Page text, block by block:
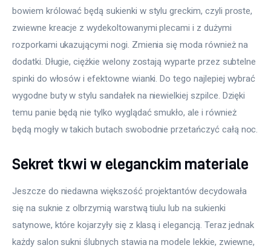
bowiem królować będą sukienki w stylu greckim, czyli proste,
zwiewne kreacje z wydekoltowanymi plecami i z dużymi
rozporkami ukazującymi nogi. Zmienia się moda również na
dodatki. Długie, ciężkie welony zostają wyparte przez subtelne
spinki do włosów i efektowne wianki. Do tego najlepiej wybrać
wygodne buty w stylu sandałek na niewielkiej szpilce. Dzięki
temu panie będą nie tylko wyglądać smukło, ale i również
będą mogły w takich butach swobodnie przetańczyć całą noc.
Sekret tkwi w eleganckim materiale
Jeszcze do niedawna większość projektantów decydowała
się na suknie z olbrzymią warstwą tiulu lub na sukienki
satynowe, które kojarzyły się z klasą i elegancją. Teraz jednak
każdy salon sukni ślubnych stawia na modele lekkie, zwiewne,